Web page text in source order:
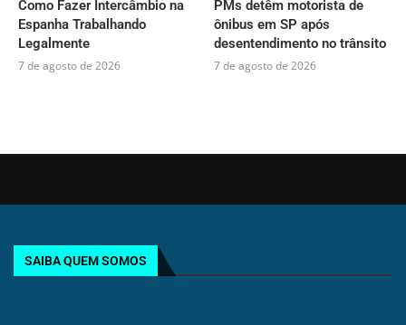
Como Fazer Intercâmbio na
Espanha Trabalhando
Legalmente
7 de agosto de 2026
PMs detêm motorista de
ônibus em SP após
desentendimento no trânsito
7 de agosto de 2026
SAIBA QUEM SOMOS